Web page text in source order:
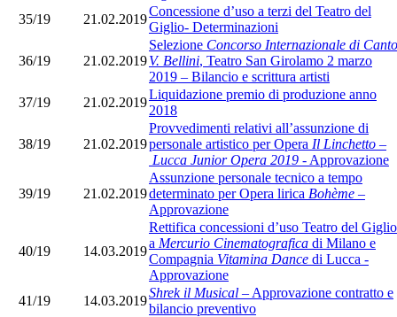
35/19
21.02.2019
Concessione d’uso a terzi del Teatro del
Giglio- Determinazioni
36/19 21.02.2019
Selezione Concorso Internazionale di Canto
V. Bellini, Teatro San Girolamo 2 marzo
2019 – Bilancio e scrittura artisti
37/19
21.02.2019
Liquidazione premio di produzione anno
2018
38/19 21.02.2019
Provvedimenti relativi all’assunzione di
personale artistico per Opera Il Linchetto –
Lucca Junior Opera 2019 - Approvazione
39/19 21.02.2019
Assunzione personale tecnico a tempo
determinato per Opera lirica Bohème –
Approvazione
40/19 14.03.2019
Rettifica concessioni d’uso Teatro del Giglio
a Mercurio Cinematografica di Milano e
Compagnia Vitamina Dance di Lucca -
Approvazione
41/19
14.03.2019
Shrek il Musical – Approvazione contratto e
bilancio preventivo